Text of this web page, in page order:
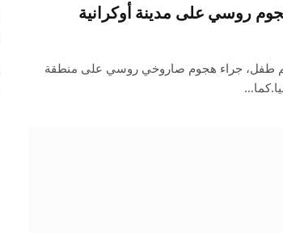
طفل، جراء هجوم صاروخي روسي على منطقة